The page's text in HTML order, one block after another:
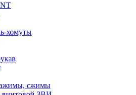
хомуты
сжимы